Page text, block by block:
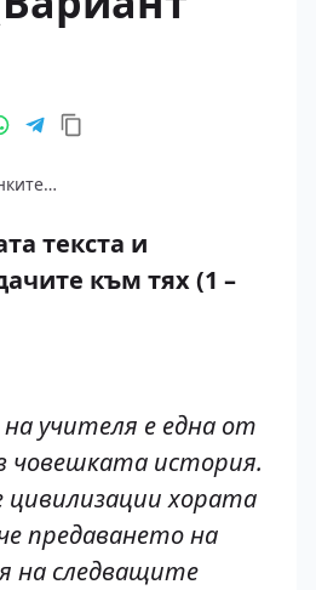
текста и
към тях (1 –
учителя е една от
човешката история.
хората
предаването на
на следващите